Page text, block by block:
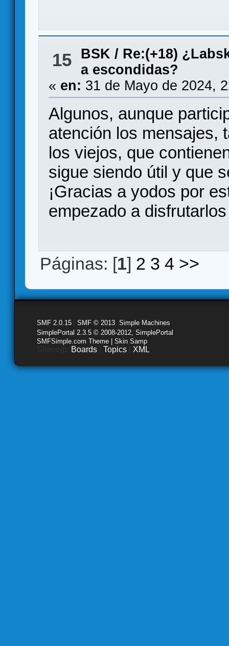
15 BSK / Re:(+18)
a escondidas?
« en: 31 de Mayo de 2024,
Algunos, aunque
atención los mensajes,
los viejos, que
sigue siendo útil y que
¡Gracias a yodos por
empezado a
Páginas: [1] 2 3 4 >>
SMF 2.0.15 SMF © 2013 Simple Machines
SimplePortal 2.3.5 © 2008-2012, SimplePortal
SMFSimple.com Theme | Skin Samp
Boards Topics XML